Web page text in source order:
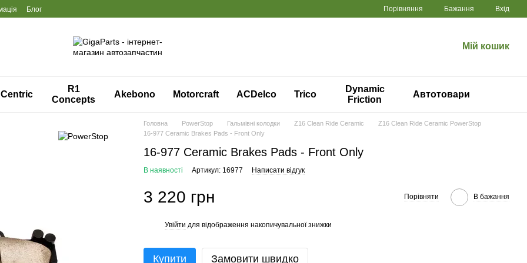
Блог Порівняння Бажання Вхід
Мій кошик
Centric
R1
Concepts
Akebono Motorcraft ACDelco Trico
Dynamic
Friction
Автотовари
Головна PowerStop Гальмівні колодки Z16 Clean Ride Ceramic
Z16 Clean Ride Ceramic PowerStop
16-977 Ceramic Brakes Pads - Front Only
16-977 Ceramic Brakes Pads - Front Only
В наявності Артикул: 16977 Написати відгук
3 220 грн Порівняти В бажання
Увійти для відображення накопичувальної знижки
Купити Замовити швидко